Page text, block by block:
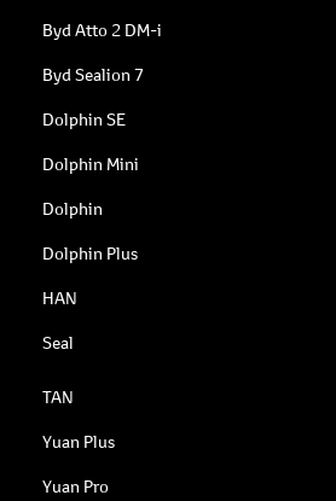
Byd Atto 2 DM-i
Byd Sealion 7
Dolphin SE
Dolphin Mini
Dolphin
Dolphin Plus
HAN
Seal
TAN
Yuan Plus
Yuan Pro